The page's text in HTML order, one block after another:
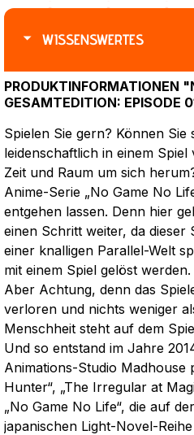
WISSENSWERTES
PRODUKTINFORMATIONEN
GESAMTEDITION: EPISODE
Spielen Sie gern? Können Sie
leidenschaftlich in einem
Zeit und Raum um sich
Anime-Serie „No Game No
entgehen lassen. Denn hier
einen Schritt weiter, da dieser
einer knalligen Parallel-Welt
mit einem Spiel gelöst werden.
Aber Achtung, denn das
verloren und nichts weniger
Menschheit steht auf dem
Und so entstand im Jahre
Animations-Studio Madhouse
Hunter“, „The Irregular at
„No Game No Life“, die auf
japanischen Light-Novel-